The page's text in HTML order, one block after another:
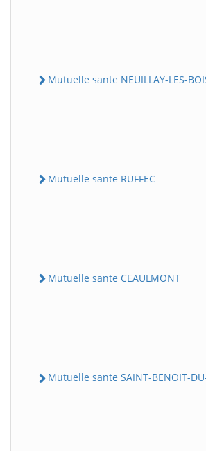
Mutuelle sante NEUILLAY-LES-
Mutuelle sante RUFFEC
Mutuelle sante CEAULMONT
Mutuelle sante SAINT-BENOIT-